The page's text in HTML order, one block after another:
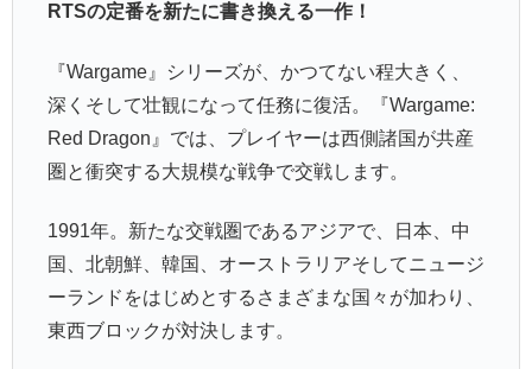
RTSの定番を新たに書き換える一作！
『Wargame』シリーズが、かつてない程大きく、
深くそして壮観になって任務に復活。『Wargame:
Red Dragon』では、プレイヤーは西側諸国が共産
圏と衝突する大規模な戦争で交戦します。
1991年。新たな交戦圏であるアジアで、日本、中
国、北朝鮮、韓国、オーストラリアそしてニュージ
ーランドをはじめとするさまざまな国々が加わり、
東西ブロックが対決します。